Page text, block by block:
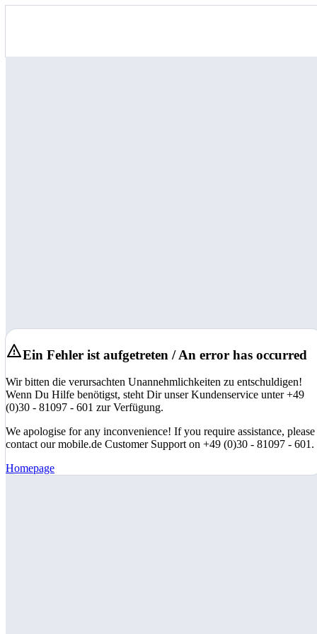
Ein Fehler ist aufgetreten / An error has occurred
Wir bitten die verursachten Unannehmlichkeiten zu entschuldigen!
Wenn Du Hilfe benötigst, steht Dir unser Kundenservice unter +49
(0)30 - 81097 - 601 zur Verfügung.
We apologise for any inconvenience! If you require assistance, please
contact our mobile.de Customer Support on +49 (0)30 - 81097 - 601.
Homepage